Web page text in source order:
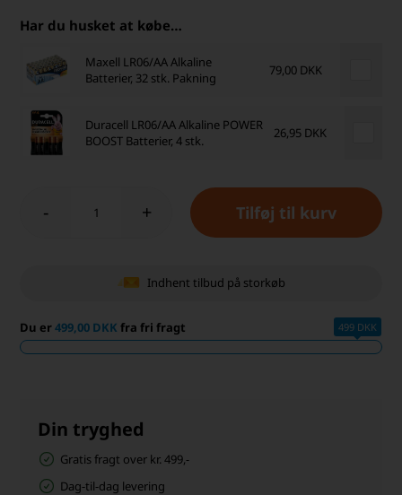
Har du husket at købe…
Maxell LR06/AA Alkaline
Batterier, 32 stk. Pakning
79,00 DKK
Duracell LR06/AA Alkaline POWER
BOOST Batterier, 4 stk.
26,95 DKK
- +
Indhent tilbud på storkøb
Du er499,00 DKK fra fri fragt 499 DKK
Din tryghed
Gratis fragt over kr. 499,-
Dag-til-dag levering